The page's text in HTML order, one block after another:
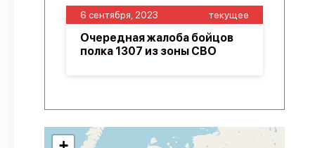
6 сентября, 2023 текущее
Очередная жалоба бойцов
полка 1307 из зоны СВО